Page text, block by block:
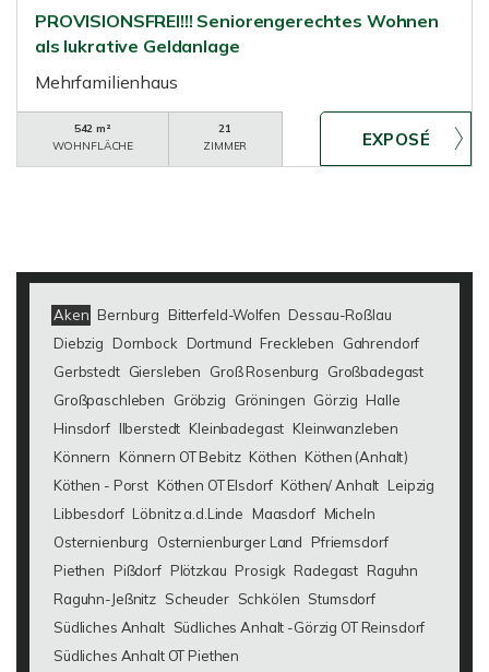
PROVISIONSFREI!!! Seniorengerechtes Wohnen
als lukrative Geldanlage
Mehrfamilienhaus
542 m²
WOHNFLÄCHE
21
ZIMMER
Aken Bernburg Bitterfeld-Wolfen Dessau-Roßlau
Diebzig
Dornbock Dortmund Freckleben
Gahrendorf
Gerbstedt Giersleben Groß Rosenburg
Großbadegast
Großpaschleben
Gröbzig Gröningen Görzig Halle
Hinsdorf Ilberstedt Kleinbadegast Kleinwanzleben
Könnern
Könnern OT Bebitz Köthen Köthen (Anhalt)
Köthen - Porst Köthen OT Elsdorf Köthen/ Anhalt Leipzig
Libbesdorf Löbnitz a.d.Linde Maasdorf Micheln
Osternienburg
Osternienburger Land
Pfriemsdorf
Piethen
Pißdorf Plötzkau Prosigk Radegast Raguhn
Raguhn-Jeßnitz Scheuder Schkölen Stumsdorf
Südliches Anhalt Südliches Anhalt -Görzig OT Reinsdorf
Südliches Anhalt OT Piethen